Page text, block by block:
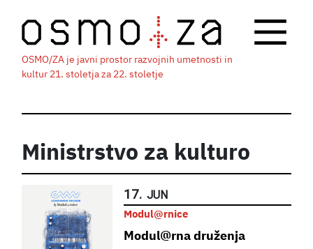
OSMO/ZA je javni prostor razvojnih umetnosti in
kultur 21. stoletja za 22. stoletje
Ministrstvo za kulturo
17. JUN
Modul@rnice
Modul@rna druženja